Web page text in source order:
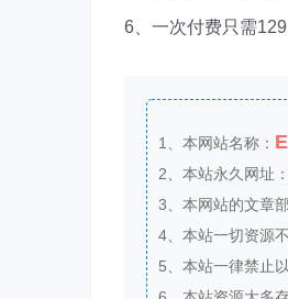
6、一次付费只需
1、本网站名称：
2、本站永久网址：
3、本网站的文章
4、本站一切资源
5、本站一律禁止